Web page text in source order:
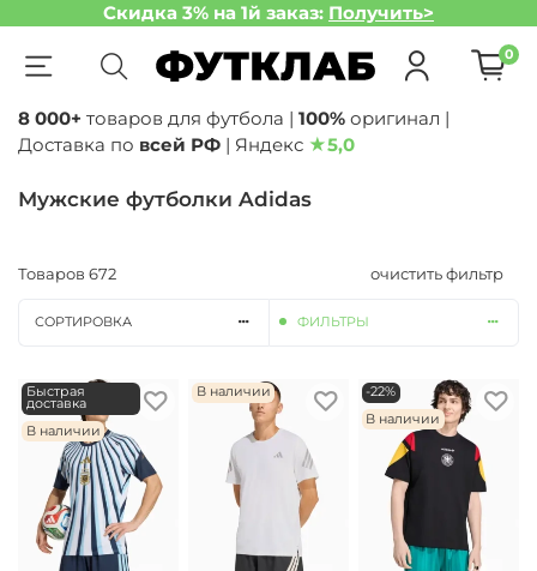
Скидка 3% на 1й заказ: Получить>
0
8 000+ товаров для футбола | 100% оригинал |
Доставка по всей РФ | Яндекс ★5,0
Мужские футболки Adidas
Товаров 672 очистить фильтр
СОРТИРОВКА ФИЛЬТРЫ
Быстрая
доставка
В наличии
В наличии
-22%
В наличии